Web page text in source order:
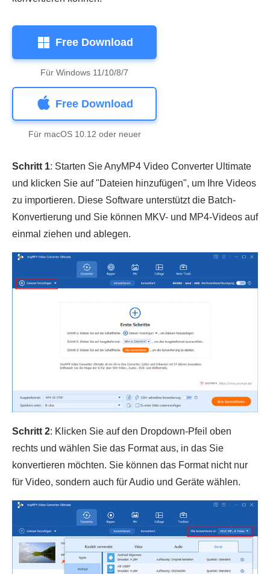
Free Download
Für Windows 11/10/8/7
Free Download
Für macOS 10.12 oder neuer
Schritt 1: Starten Sie AnyMP4 Video Converter Ultimate
und klicken Sie auf "Dateien hinzufügen", um Ihre Videos
zu importieren. Diese Software unterstützt die Batch-
Konvertierung und Sie können MKV- und MP4-Videos auf
einmal ziehen und ablegen.
Schritt 2: Klicken Sie auf den Dropdown-Pfeil oben
rechts und wählen Sie das Format aus, in das Sie
konvertieren möchten. Sie können das Format nicht nur
für Video, sondern auch für Audio und Geräte wählen.